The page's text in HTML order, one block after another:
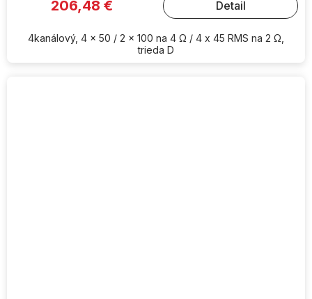
206,48 € Detail
4kanálový, 4 x 50 / 2 x 100 na 4 Ω / 4 x 45 RMS na 2 Ω,
trieda D